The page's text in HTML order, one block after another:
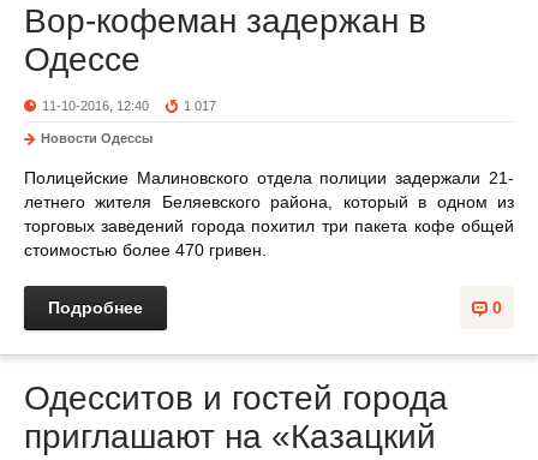
Вор-кофеман задержан в
Одессе
11-10-2016, 12:40 1 017
Новости Одессы
Полицейские Малиновского отдела полиции задержали 21-
летнего жителя Беляевского района, который в одном из
торговых заведений города похитил три пакета кофе общей
стоимостью более 470 гривен.
0
Подробнее
Одесситов и гостей города
приглашают на «Казацкий